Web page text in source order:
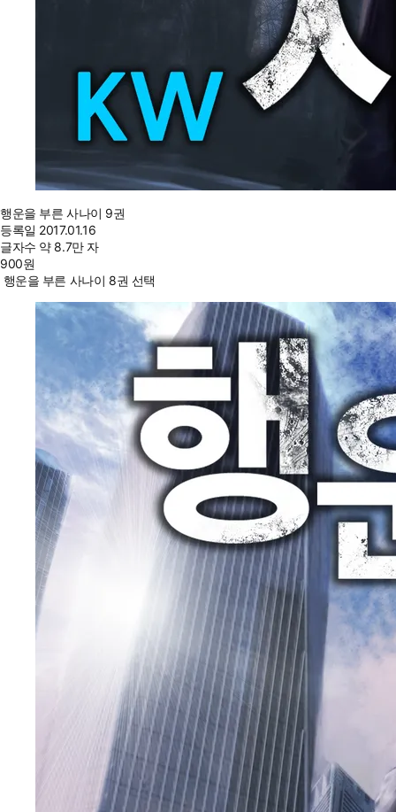
행운을 부른 사나이 9권
등록일 2017.01.16
글자수 약 8.7만 자
900원
행운을 부른 사나이 8권 선택